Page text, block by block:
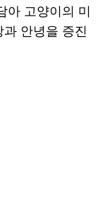
아 고양이의 미
안녕을 증진